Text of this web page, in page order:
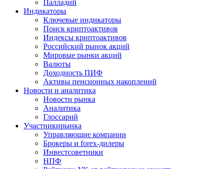
Палладий
Индикаторы
Ключевые индикаторы
Поиск криптоактивов
Индексы криптоактивов
Российский рынок акций
Мировые рынки акций
Валюты
Доходность ПИФ
Активы пенсионных накоплений
Новости и аналитика
Новости рынка
Аналитика
Глоссарий
Участникирынка
Управляющие компании
Брокеры и forex-дилеры
Инвестсоветники
НПФ